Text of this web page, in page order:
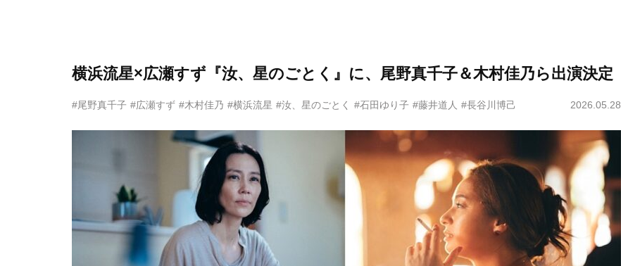
横浜流星×広瀬すず『汝、星のごとく』に、尾野真千子＆木村佳乃ら出演決定
#尾野真千子 #広瀬すず #木村佳乃 #横浜流星 #汝、星のごとく #石田ゆり子 #藤井道人 #長谷川博己 2026.05.28